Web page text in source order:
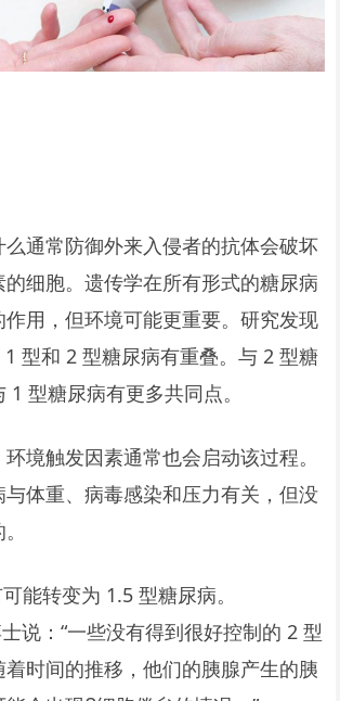
通常防御外来入侵者的抗体会破坏
细胞。遗传学在所有形式的糖尿病
用，但环境可能更重要。研究发现
型和 2 型糖尿病有重叠。与 2 型糖
1 型糖尿病有更多共同点。
境触发因素通常也会启动该过程。
体重、病毒感染和压力有关，但没
能转变为 1.5 型糖尿病。
说：“一些没有得到很好控制的 2 型
时间的推移，他们的胰腺产生的胰